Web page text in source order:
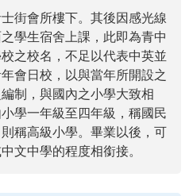
街會所樓下。其後因感光線
學生宿舍上課，此即為青中
之校名，不足以代表中英並
會日校，以與當年所開設之
制，與國內之小學大致相
學一年級至四年級，稱國民
稱高級小學。畢業以後，可
文中學的程度相銜接。